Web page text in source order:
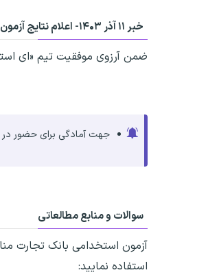
خبر ۱۱ آذر ۱۴۰۳- اعلام نتایج
ضمن آرزوی موفقیت تیم «ای
جهت آمادگی برای حضور در
سوالات و منابع مطالعاتی
آزمون استخدامی بانک تجارت
استفاده نمایید: